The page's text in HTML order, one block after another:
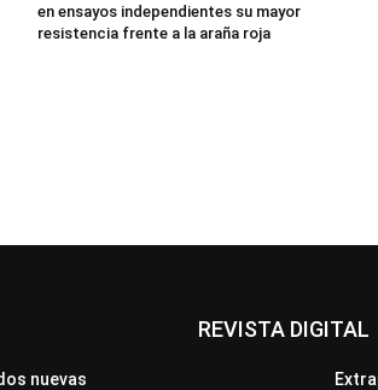
en ensayos independientes su mayor
resistencia frente a la araña roja
nuevas
REVISTA DIGITAL